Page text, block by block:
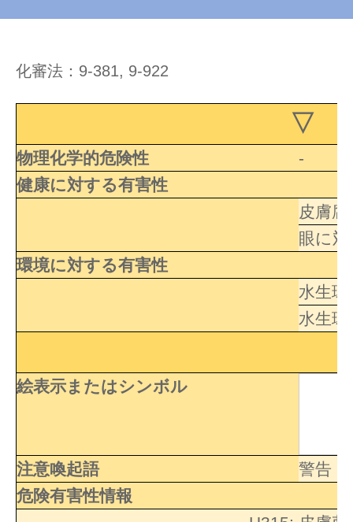
化審法：9-381, 9-922
▽
物理化学的危険性
-
健康に対する有害性
皮膚
眼に
環境に対する有害性
水生環
水生環
絵表示またはシンボル
注意喚起語
警告
危険有害性情報